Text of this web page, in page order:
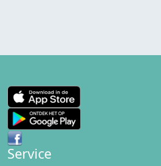
Service